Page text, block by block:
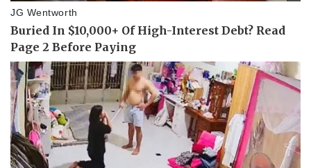
Pháp luật
Quân sự - Quốc phòng